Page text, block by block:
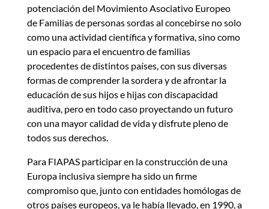
potenciación del Movimiento Asociativo Europeo
de Familias de personas sordas al concebirse no solo
como una actividad científica y formativa, sino como
un espacio para el encuentro de familias
procedentes de distintos países, con sus diversas
formas de comprender la sordera y de afrontar la
educación de sus hijos e hijas con discapacidad
auditiva, pero en todo caso proyectando un futuro
con una mayor calidad de vida y disfrute pleno de
todos sus derechos.
Para FIAPAS participar en la construcción de una
Europa inclusiva siempre ha sido un firme
compromiso que, junto con entidades homólogas de
otros países europeos, ya le había llevado, en 1990, a